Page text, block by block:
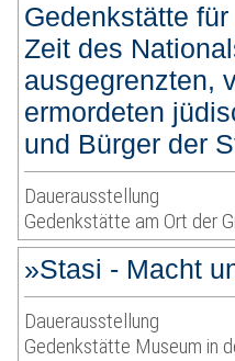
Gedenkstätte
Zeit des
ausgegrenzten,
ermordeten
und Bürger der
Dauerausstellung
Gedenkstätte am Ort der
»Stasi - Macht
Dauerausstellung
Gedenkstätte Museum in